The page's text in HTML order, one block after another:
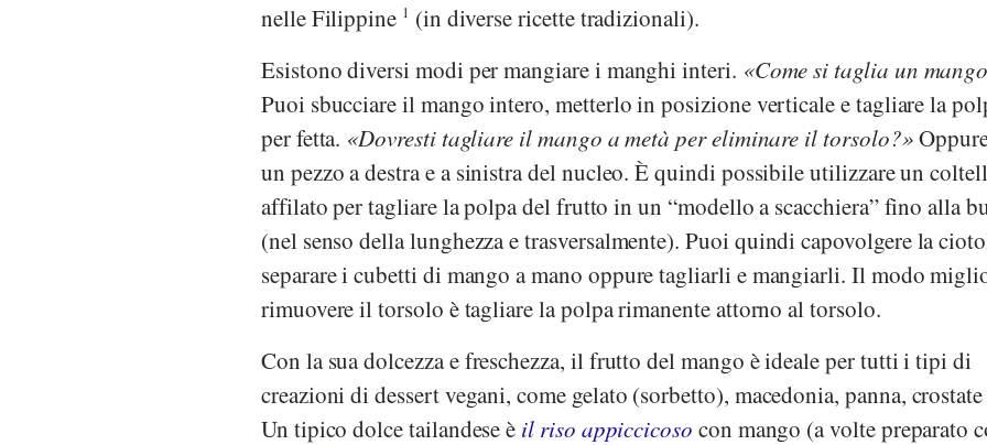
nelle Filippine 1 (in diverse ricette tradizionali).
Esistono diversi modi per mangiare i manghi interi. Come si taglia un
Puoi sbucciare il mango intero, metterlo in posizione verticale e tagliare la
per fetta.
Dovresti tagliare il mango a metà per eliminare il torsolo?
un pezzo a destra e a sinistra del nucleo. È quindi possibile utilizzare un
affilato per tagliare la polpa del frutto in un “modello a scacchiera” fino alla
(nel senso della lunghezza e trasversalmente). Puoi quindi capovolgere la
separare i cubetti di mango a mano oppure tagliarli e mangiarli. Il modo
rimuovere il torsolo è tagliare la polpa rimanente attorno al torsolo.
Con la sua dolcezza e freschezza, il frutto del mango è ideale per tutti i tipi di
creazioni di dessert vegani, come gelato (sorbetto), macedonia, panna,
Un tipico dolce tailandese è il riso appiccicoso con mango (a volte preparato